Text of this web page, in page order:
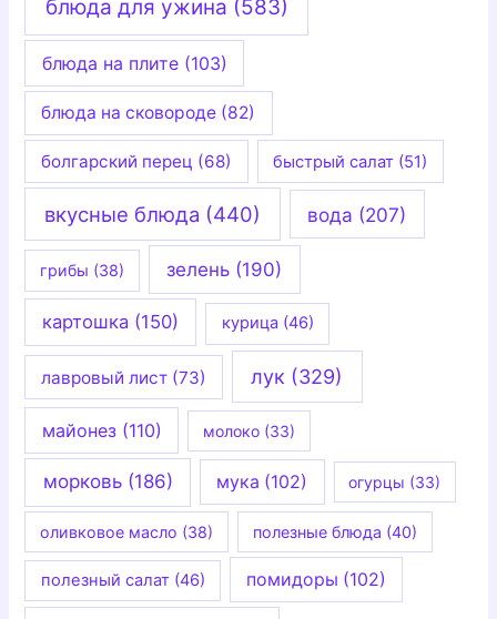
блюда для ужина (583)
блюда на плите(103)
блюда на сковороде (82)
болгарский перец (68) быстрый салат (51)
вкусные блюда (440) вода (207)
грибы (38) зелень (190)
картошка (150) курица (46)
лавровый лист (73) лук (329)
майонез(110) молоко (33)
морковь(186) мука (102) огурцы (33)
оливковое масло (38) полезные блюда (40)
полезный салат(46) помидоры (102)